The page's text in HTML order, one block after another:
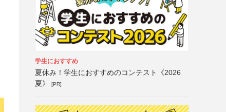
学生におすすめ
夏休み！学生におすすめのコンテスト《2026
夏》
[PR]